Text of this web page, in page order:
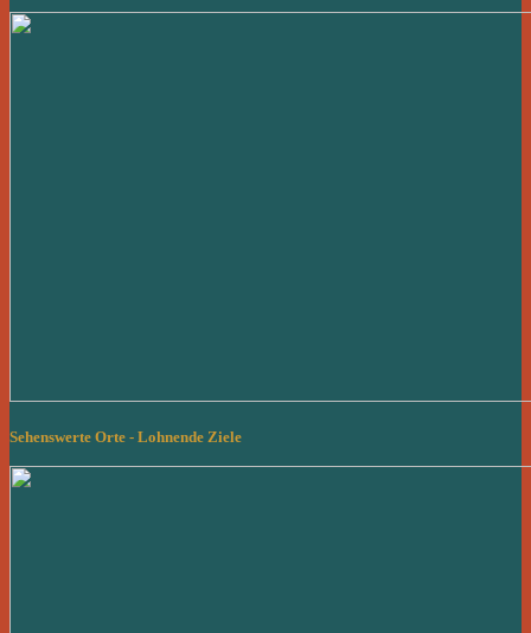
Sehenswerte Orte - Lohnende Ziele